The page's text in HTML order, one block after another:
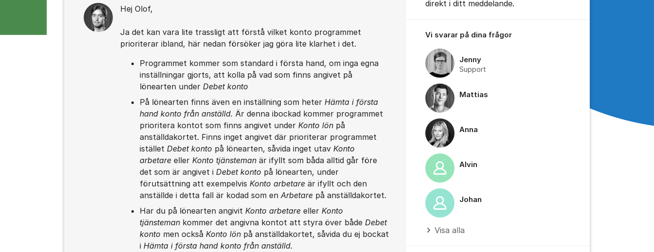
Hej Olof,
Ja det kan vara lite trassligt att förstå vilket konto programmet
prioriterar ibland, här nedan försöker jag göra lite klarhet i det.
Programmet kommer som standard i första hand, om inga egna
inställningar gjorts, att kolla på vad som finns angivet på
lönearten under Debet konto
På lönearten finns även en inställning som heter Hämta i första
hand konto från anställd. Är denna ibockad kommer programmet
prioritera kontot som finns angivet under Konto lön på
anställdakortet. Finns inget angivet där prioriterar programmet
istället Debet konto på lönearten, såvida inget utav Konto
arbetare eller Konto tjänsteman är ifyllt som båda alltid går före
det som är angivet i Debet konto på lönearten, under
förutsättning att exempelvis Konto arbetare är ifyllt och den
anställde i detta fall är kodad som en Arbetare på anställdakortet.
Har du på lönearten angivit Konto arbetare eller Konto
tjänsteman kommer det angivna kontot att styra över både Debet
konto men också Konto lön på anställdakortet, såvida du ej bockat
i Hämta i första hand konto från anställd.
direkt i ditt meddelande.
Vi svarar på dina frågor
Jenny
Support
Mattias
Anna
Alvin
Johan
Visa alla